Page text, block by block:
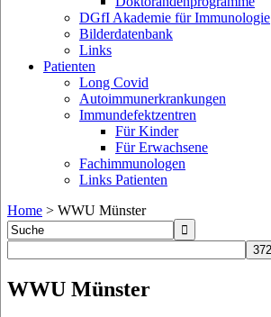
DGfI Akademie für Immunologie
Bilderdatenbank
Links
Patienten
Long Covid
Autoimmunerkrankungen
Immundefektzentren
Für Kinder
Für Erwachsene
Fachimmunologen
Links Patienten
Home > WWU Münster
WWU Münster